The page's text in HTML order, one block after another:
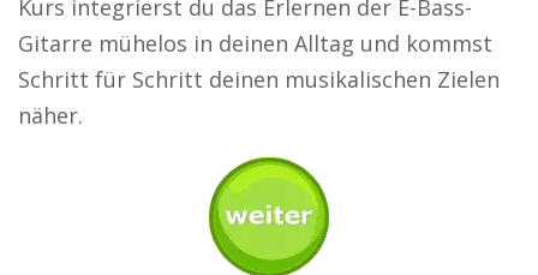
Kurs integrierst du das Erlernen der E-Bass-
Gitarre mühelos in deinen Alltag und kommst
Schritt für Schritt deinen musikalischen Zielen
näher.